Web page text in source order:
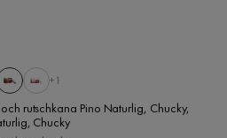
+1
rutschkana Pino Naturlig, Chucky,
Chucky